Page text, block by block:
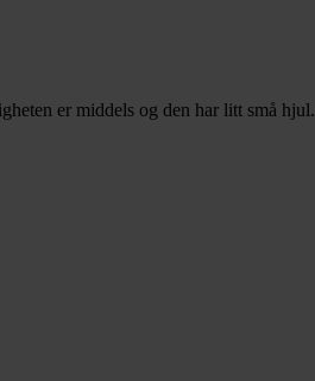
er middels og den har litt små hjul.